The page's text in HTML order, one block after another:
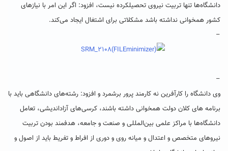
دانشگاه‌ها تنها تربیت نیروی تحصیلکرده نیست، افزود: اگر این امر با نیازهای
کشور همخوانی نداشته باشد مشکلاتی برای اشتغال ایجاد می‌کند.
–
–
وی دانشگاه‌ را کارآفرین نه کارمند پرور برشمرد و افزود: رشته‌های دانشگاهی باید با
برنامه های کلان دولت همخوانی داشته باشند، کرسی‌های آزاداندیشی، تعامل
دانشگاه‌ها با مراکز علمی بین‌المللی و صنعت و جامعه، هدفمند بودن تربیت
نیروهای متخصص و اعتدال و میانه روی و دوری از افراط و تفریط باید از اصول و